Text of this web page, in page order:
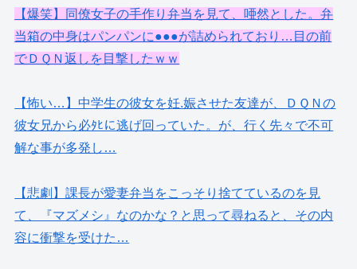
【爆笑】同僚女子の手作り弁当を見て、唖然とした。弁
当箱の中身はパンパンに●●●が詰められており…目の前
でＤＱＮ返しを目撃したｗｗ
【怖い…】中学生の彼女を妊.娠させた友達が、ＤＱＮの
彼女兄から必ﾀﾋに逃げ回っていた。が、行く先々で不可
解な事が多発し…
【悲劇】課長が愛妻弁当をこっそり捨てているのを見
て、『マズメシ』なのかな？と思って尋ねると、その内
容に衝撃を受けた…